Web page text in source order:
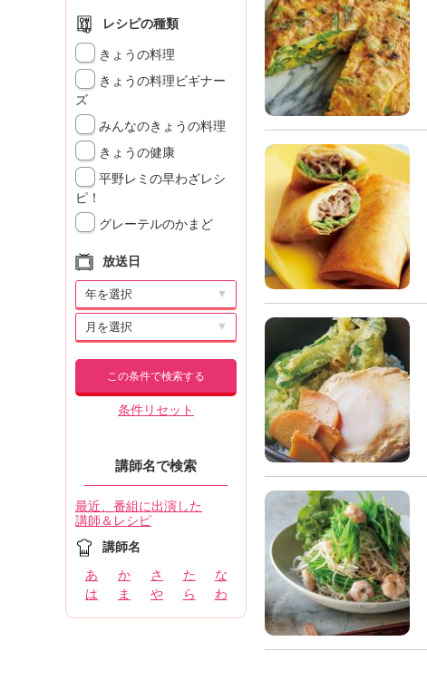
レシピの種類
きょうの料理
きょうの料理ビギナー
ズ
みんなのきょうの料理
きょうの健康
平野レミの早わざレシ
ピ！
グレーテルのかまど
放送日
▼
▼
この条件で検索する
条件リセット
講師名で検索
最近、番組に出演した
講師＆レシピ
講師名
あ か さ た
な
は
ま や ら わ